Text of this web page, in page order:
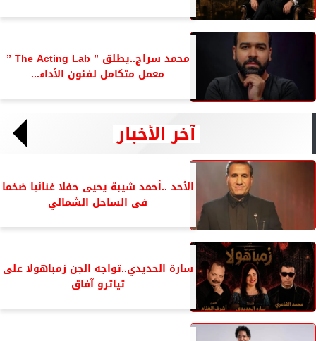
محمد سراج..يطلق ” The Acting Lab ”
معمل متكامل لفنون الأداء...
آخر الأخبار
الأحد ..أحمد شيبة يحيى حفلا غنائيا ضخما
فى الساحل الشمالي
سارة الحديدي..تواجه الجن زمباهولا على
تياترو آفاق